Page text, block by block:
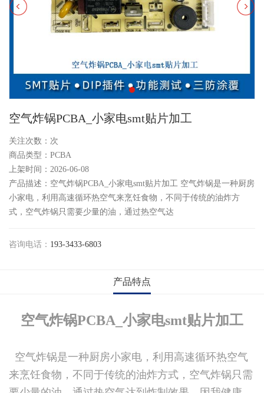
空气炸锅PCBA_小家电smt贴片加工
关注次数： 次
商品类型：PCBA
上架时间：2026-06-08
产品描述：空气炸锅PCBA_小家电smt贴片加工 空气炸锅是一种厨房
小家电，利用高速循环热空气来烹饪食物，不同于传统的油炸方
式，空气炸锅只需要少量的油，通过热空气达
咨询电话： 193-3433-6803
产品特点
空气炸锅PCBA_小家电smt贴片加工
空气炸锅是一种厨房小家电，利用高速循环热空气
来烹饪食物，不同于传统的油炸方式，空气炸锅只需